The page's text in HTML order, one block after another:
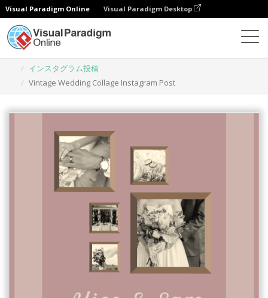
Visual Paradigm Online Visual Paradigm Desktop
インスタグラム投稿
Vintage Wedding Collage Instagram Post